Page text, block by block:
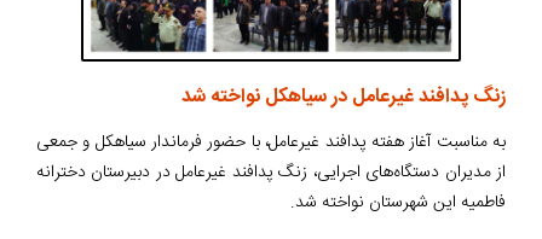
زنگ پدافند غیرعامل در سیاهکل نواخته شد
به مناسبت آغاز هفته پدافند غیرعامل، با حضور فرماندار سیاهکل و جمعی
از مدیران دستگاه‌های اجرایی، زنگ پدافند غیرعامل در دبیرستان دخترانه
فاطمیه این شهرستان نواخته شد.